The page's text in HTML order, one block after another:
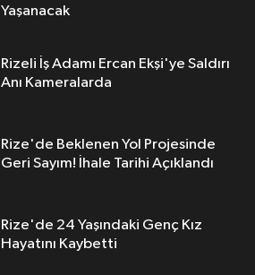
Yaşanacak
Rizeli İş Adamı Ercan Ekşi'ye Saldırı
Anı Kameralarda
Rize'de Beklenen Yol Projesinde
Geri Sayım! İhale Tarihi Açıklandı
Rize'de 24 Yaşındaki Genç Kız
Hayatını Kaybetti